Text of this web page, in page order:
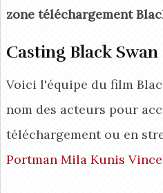
zone téléchargement
Casting Black Swan
Voici l'équipe du film
nom des acteurs pour
téléchargement ou en
Portman Mila Kunis